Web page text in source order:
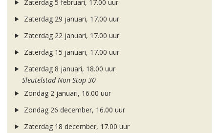
Zaterdag 5 februari, 17.00 uur
Zaterdag 29 januari, 17.00 uur
Zaterdag 22 januari, 17.00 uur
Zaterdag 15 januari, 17.00 uur
Zaterdag 8 januari, 18.00 uur
Sleutelstad Non-Stop 30
Zondag 2 januari, 16.00 uur
Zondag 26 december, 16.00 uur
Zaterdag 18 december, 17.00 uur